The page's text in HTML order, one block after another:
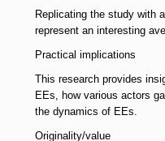
Replicating the study with
represent an interesting
Practical implications
This research provides
EEs, how various actors
the dynamics of EEs.
Originality/value